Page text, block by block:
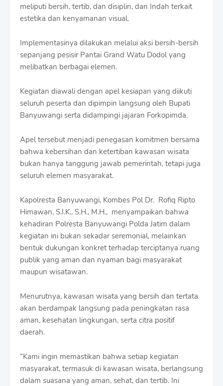
meliputi bersih, tertib, dan disiplin, dan Indah terkait
estetika dan kenyamanan visual.
Implementasinya dilakukan melalui aksi bersih-bersih
sepanjang pesisir Pantai Grand Watu Dodol yang
melibatkan berbagai elemen.
Kegiatan diawali dengan apel kesiapan yang diikuti
seluruh peserta dan dipimpin langsung oleh Bupati
Banyuwangi serta didampingi jajaran Forkopimda.
Apel tersebut menjadi penegasan komitmen bersama
bahwa kebersihan dan ketertiban kawasan wisata
bukan hanya tanggung jawab pemerintah, tetapi juga
seluruh elemen masyarakat.
Kapolresta Banyuwangi, Kombes Pol Dr. Rofiq Ripto
Himawan, S.I.K., S.H., M.H., menyampaikan bahwa
kehadiran Polresta Banyuwangi Polda Jatim dalam
kegiatan ini bukan sekadar seremonial, melainkan
bentuk dukungan konkret terhadap terciptanya ruang
publik yang aman dan nyaman bagi masyarakat
maupun wisatawan.
Menurutnya, kawasan wisata yang bersih dan tertata
akan berdampak langsung pada peningkatan rasa
aman, kesehatan lingkungan, serta citra positif
daerah.
“Kami ingin memastikan bahwa setiap kegiatan
masyarakat, termasuk di kawasan wisata, berlangsung
dalam suasana yang aman, sehat, dan tertib. Ini
T
e
p
l
a
t
s